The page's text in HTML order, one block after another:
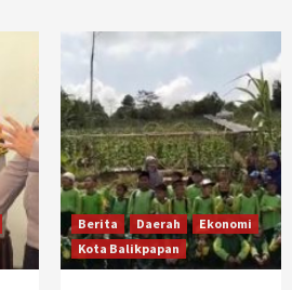
Berita Daerah
Ekonomi
Kota Balikpapan